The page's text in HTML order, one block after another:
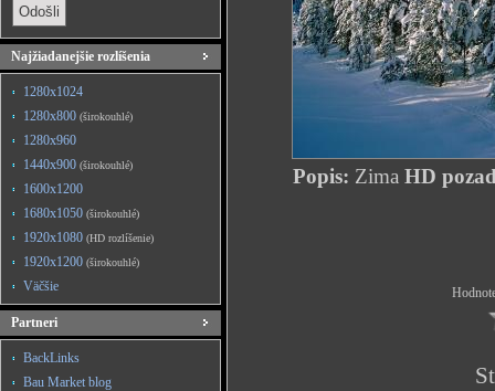
Najžiadanejšie rozlíšenia
1280x1024
1280x800 (širokouhlé)
1280x960
1440x900 (širokouhlé)
1600x1200
1680x1050 (širokouhlé)
1920x1080 (HD rozlíšenie)
1920x1200 (širokouhlé)
Väčšie
Partneri
BackLinks
Bau Market blog
Popis: Zima HD